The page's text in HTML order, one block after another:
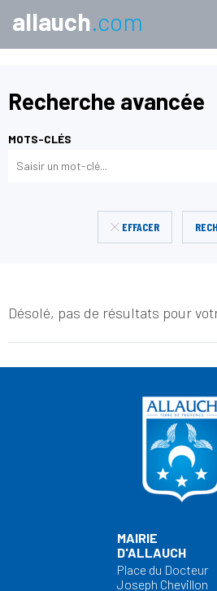
allauch.com
Recherche avancée
MOTS-CLÉS
EFFACER
Désolé, pas de résultats pour
MAIRIE
D'ALLAUCH
Place du Docteur
Joseph Chevillon